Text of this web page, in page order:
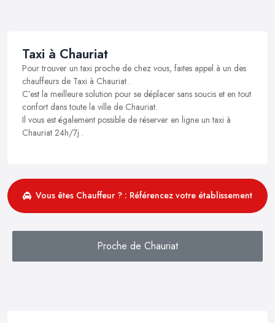
Taxi à Chauriat
Pour trouver un taxi proche de chez vous, faites appel à un des
chauffeurs de Taxi à Chauriat .
C’est la meilleure solution pour se déplacer sans soucis et en tout
confort dans toute la ville de Chauriat.
Il vous est également possible de réserver en ligne un taxi à
Chauriat 24h/7j .
Vous êtes Chauffeur ? : Référencez votre établissement
Proche de Chauriat